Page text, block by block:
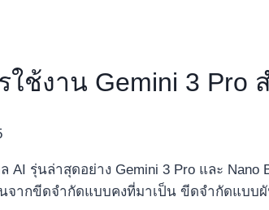
ช้งาน Gemini 3 Pro
AI รุ่นล่าสุดอย่าง Gemini 3 Pro และ
จากขีดจำกัดแบบคงที่มาเป็น ขีดจำกัดแบบ